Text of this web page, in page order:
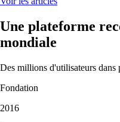
Une plateforme
mondiale
Des millions d'utilisateurs dans
Fondation
2016